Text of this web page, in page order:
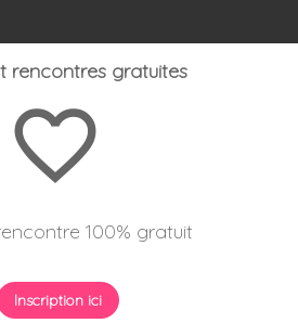
rencontres gratuites
favorite_border
100% gratuit
Inscription ici